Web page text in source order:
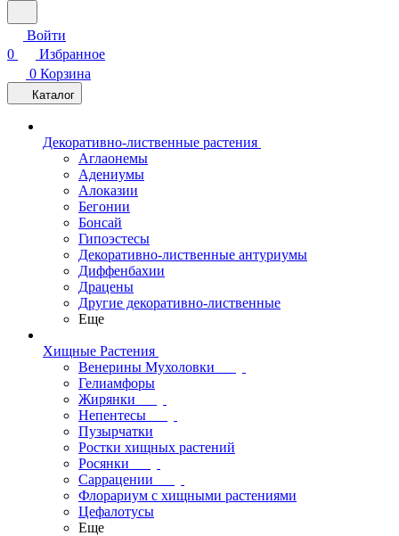
Войти
0
Избранное
0 Корзина
Каталог
Декоративно-лиственные растения
Аглаонемы
Адениумы
Алоказии
Бегонии
Бонсай
Гипоэстесы
Декоративно-лиственные антуриумы
Диффенбахии
Драцены
Другие декоративно-лиственные
Еще
Хищные Растения
Венерины Мухоловки
Гелиамфоры
Жирянки
Непентесы
Пузырчатки
Ростки хищных растений
Росянки
Саррацении
Флорариум с хищными растениями
Цефалотусы
Еще